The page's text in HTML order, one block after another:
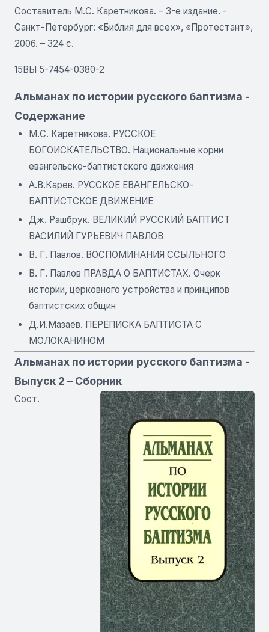
Составитель М.С. Каретникова. – 3-е издание. -
Санкт-Петербург: «Библия для всех», «Протестант»,
2006. – 324 с.
15ВЫ 5-7454-0380-2
Альманах по истории русского баптизма -
Содержание
М.С. Каретникова. РУССКОЕ
БОГОИСКАТЕЛЬСТВО. Национальные корни
евангельско-баптистского движения
А.В.Карев. РУССКОЕ ЕВАНГЕЛЬСКО-
БАПТИСТСКОЕ ДВИЖЕНИЕ
Дж. Рашбрук. ВЕЛИКИЙ РУССКИЙ БАПТИСТ
ВАСИЛИЙ ГУРЬЕВИЧ ПАВЛОВ
В. Г. Павлов. ВОСПОМИНАНИЯ ССЫЛЬНОГО
В. Г. Павлов ПРАВДА О БАПТИСТАХ. Очерк
истории, церковного устройства и принципов
баптистских общин
Д.И.Мазаев. ПЕРЕПИСКА БАПТИСТА С
МОЛОКАНИНОМ
Альманах по истории русского баптизма -
Выпуск 2 – Сборник
Сост.